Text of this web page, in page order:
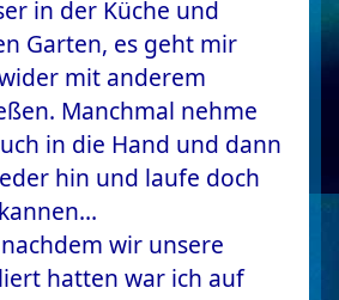
in der Küche und
Garten, es geht mir
mit anderem
Manchmal nehme
in die Hand und dann
hin und laufe doch
wir unsere
hatten war ich auf